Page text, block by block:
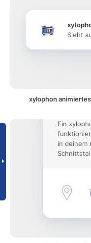
Sieht
xylophon
Ein
in deinem